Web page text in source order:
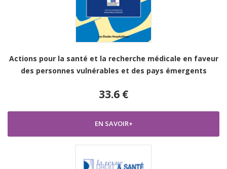
Actions pour la santé et la recherche médicale en faveur
des personnes vulnérables et des pays émergents
33.6 €
EN SAVOIR+